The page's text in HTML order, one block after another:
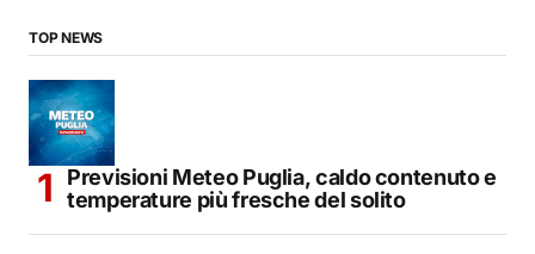
TOP NEWS
Previsioni Meteo Puglia, caldo contenuto e
temperature più fresche del solito